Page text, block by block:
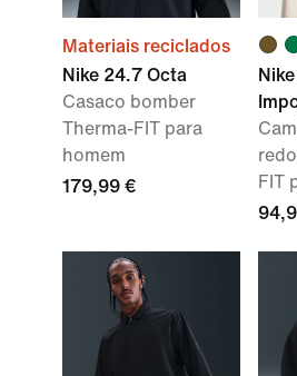
Materiais reciclados
Nike 24.7 Octa
Casaco bomber
Therma-FIT para
homem
179,99 €
FIT